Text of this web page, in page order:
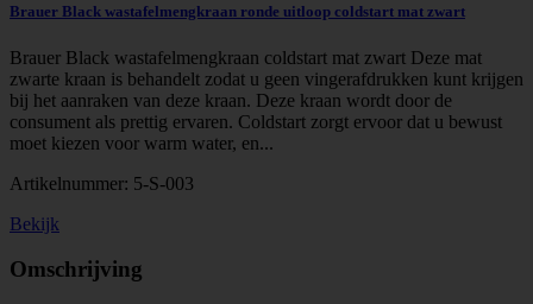
Brauer Black wastafelmengkraan ronde uitloop coldstart mat zwart
Brauer Black wastafelmengkraan coldstart mat zwart Deze mat
zwarte kraan is behandelt zodat u geen vingerafdrukken kunt krijgen
bij het aanraken van deze kraan. Deze kraan wordt door de
consument als prettig ervaren. Coldstart zorgt ervoor dat u bewust
moet kiezen voor warm water, en...
Artikelnummer: 5-S-003
Bekijk
Omschrijving